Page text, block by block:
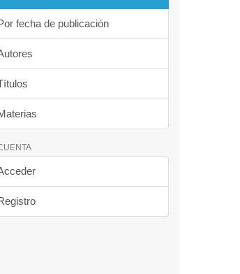
fecha de publicación